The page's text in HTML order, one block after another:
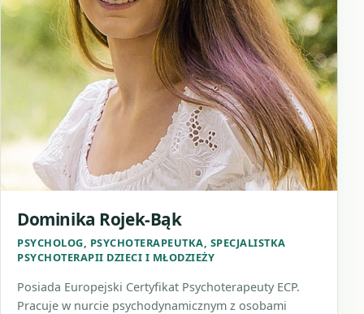
Dominika Rojek-Bąk
PSYCHOLOG, PSYCHOTERAPEUTKA, SPECJALISTKA
PSYCHOTERAPII DZIECI I MŁODZIEŻY
Posiada Europejski Certyfikat Psychoterapeuty ECP.
Pracuje w nurcie psychodynamicznym z osobami